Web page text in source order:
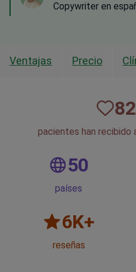
Сopywriter en
Ventajas Precio
pacientes han recibido
50
países
6K+
reseñas